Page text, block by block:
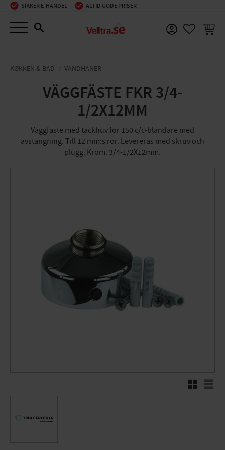
Menu
SIKKER E-HANDEL ALTID GODE PRISER
KØKKEN & BAD VANDHANER
VÄGGFÄSTE FKR 3/4-
1/2X12MM
Väggfäste med täckhuv för 150 c/c-blandare med
avstängning. Till 12 mm:s rör. Levereras med skruv och
plugg. Krom. 3/4-1/2X12mm.
RutenettListe